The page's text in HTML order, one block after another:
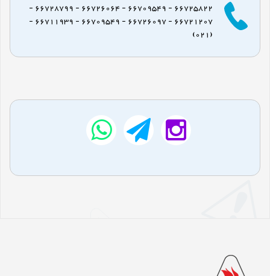
66725822 - 66709549 - 66726064 - 66728799 -
66721207 - 66726097 - 66709549 - 66711939 -